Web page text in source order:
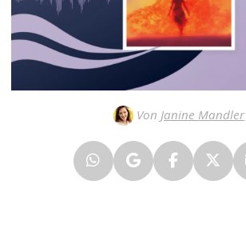
Von Janine Mandler